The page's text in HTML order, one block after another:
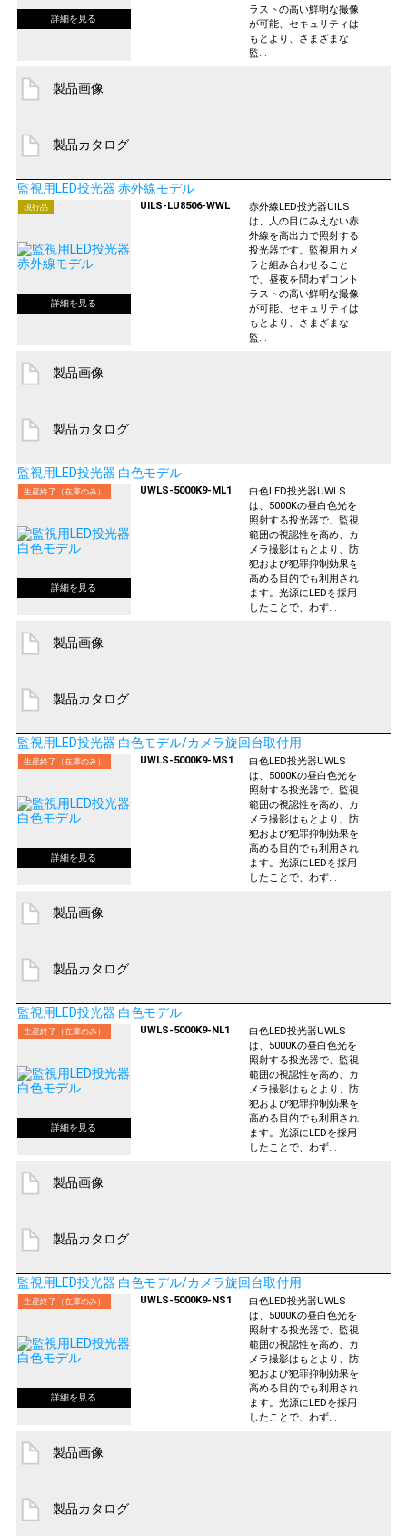
ラストの高い鮮明な撮像
が可能、セキュリティは
もとより、さまざまな
監...
製品画像
製品カタログ
監視用LED投光器 赤外線モデル
現行品 UILS-LU8506-WWL
赤外線LED投光器UILS
は、人の目にみえない赤
外線を高出力で照射する
投光器です。監視用カメ
ラと組み合わせること
で、昼夜を問わずコント
ラストの高い鮮明な撮像
が可能、セキュリティは
もとより、さまざまな
監...
製品画像
製品カタログ
監視用LED投光器 白色モデル
生産終了（在庫のみ） UWLS-5000K9-ML1
白色LED投光器UWLS
は、5000Kの昼白色光を
照射する投光器で、監視
範囲の視認性を高め、カ
メラ撮影はもとより、防
犯および犯罪抑制効果を
高める目的でも利用され
ます。光源にLEDを採用
したことで、わず...
製品画像
製品カタログ
監視用LED投光器 白色モデル/カメラ旋回台取付用
生産終了（在庫のみ） UWLS-5000K9-MS1
白色LED投光器UWLS
は、5000Kの昼白色光を
照射する投光器で、監視
範囲の視認性を高め、カ
メラ撮影はもとより、防
犯および犯罪抑制効果を
高める目的でも利用され
ます。光源にLEDを採用
したことで、わず...
製品画像
製品カタログ
監視用LED投光器 白色モデル
生産終了（在庫のみ） UWLS-5000K9-NL1
白色LED投光器UWLS
は、5000Kの昼白色光を
照射する投光器で、監視
範囲の視認性を高め、カ
メラ撮影はもとより、防
犯および犯罪抑制効果を
高める目的でも利用され
ます。光源にLEDを採用
したことで、わず...
製品画像
製品カタログ
監視用LED投光器 白色モデル/カメラ旋回台取付用
生産終了（在庫のみ） UWLS-5000K9-NS1
白色LED投光器UWLS
は、5000Kの昼白色光を
照射する投光器で、監視
範囲の視認性を高め、カ
メラ撮影はもとより、防
犯および犯罪抑制効果を
高める目的でも利用され
ます。光源にLEDを採用
したことで、わず...
製品画像
製品カタログ